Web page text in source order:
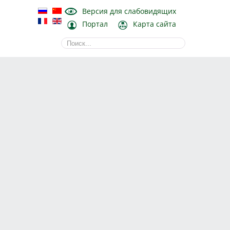
Версия для слабовидящих
Портал
Карта сайта